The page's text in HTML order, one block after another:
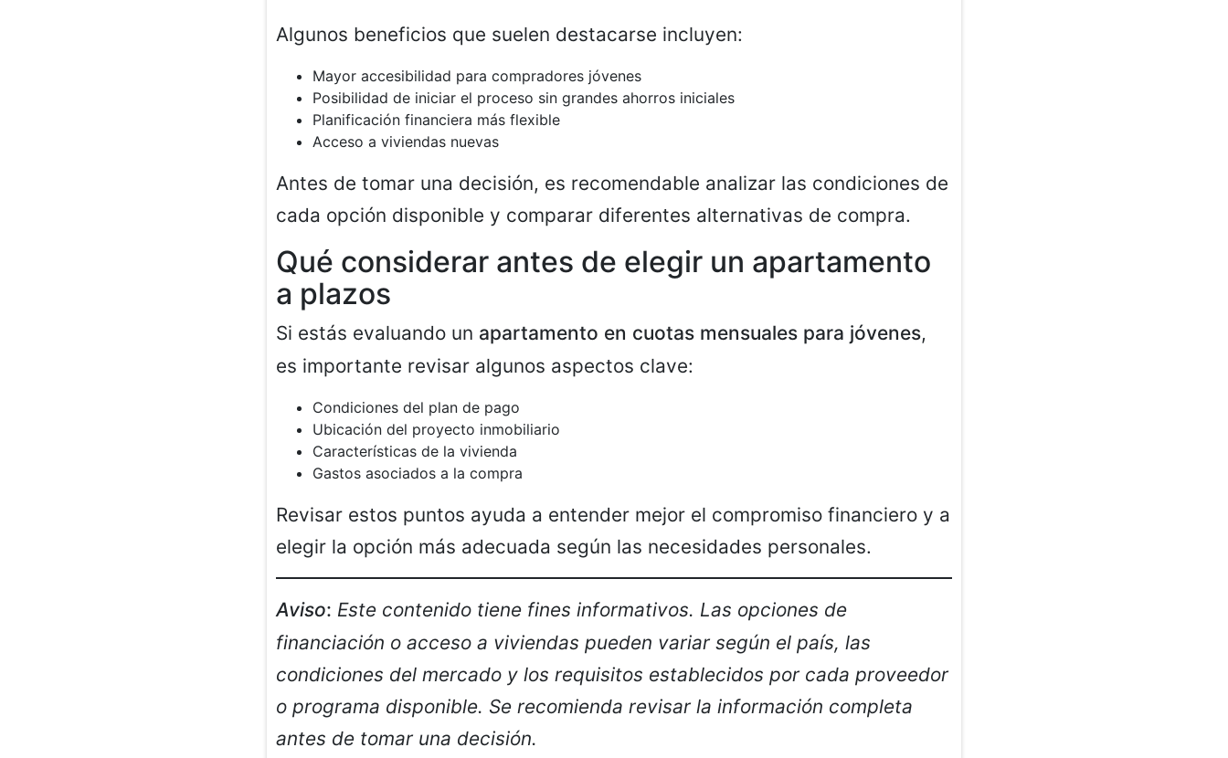
Algunos beneficios que suelen destacarse incluyen:
Mayor accesibilidad para compradores jóvenes
Posibilidad de iniciar el proceso sin grandes ahorros iniciales
Planificación financiera más flexible
Acceso a viviendas nuevas
Antes de tomar una decisión, es recomendable analizar las condiciones de
cada opción disponible y comparar diferentes alternativas de compra.
Qué considerar antes de elegir un apartamento
a plazos
Si estás evaluando un apartamento en cuotas mensuales para jóvenes,
es importante revisar algunos aspectos clave:
Condiciones del plan de pago
Ubicación del proyecto inmobiliario
Características de la vivienda
Gastos asociados a la compra
Revisar estos puntos ayuda a entender mejor el compromiso financiero y a
elegir la opción más adecuada según las necesidades personales.
Aviso: Este contenido tiene fines informativos. Las opciones de
financiación o acceso a viviendas pueden variar según el país, las
condiciones del mercado y los requisitos establecidos por cada proveedor
o programa disponible. Se recomienda revisar la información completa
antes de tomar una decisión.